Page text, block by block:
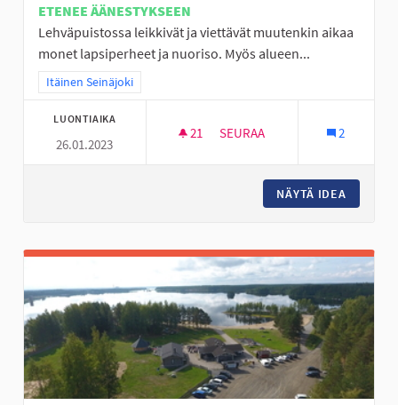
ETENEE ÄÄNESTYKSEEN
Lehväpuistossa leikkivät ja viettävät muutenkin aikaa
monet lapsiperheet ja nuoriso. Myös alueen...
Rajaa tulokset teeman mukaan: Itäinen Seinäjoki
Itäinen Seinäjoki
LUONTIAIKA
26.01.2023
21 21 SEURAAJAA
SEURAA 2
NÄYTÄ IDEA